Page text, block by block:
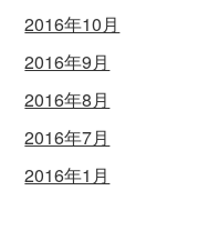
2016年10月
2016年9月
2016年8月
2016年7月
2016年1月